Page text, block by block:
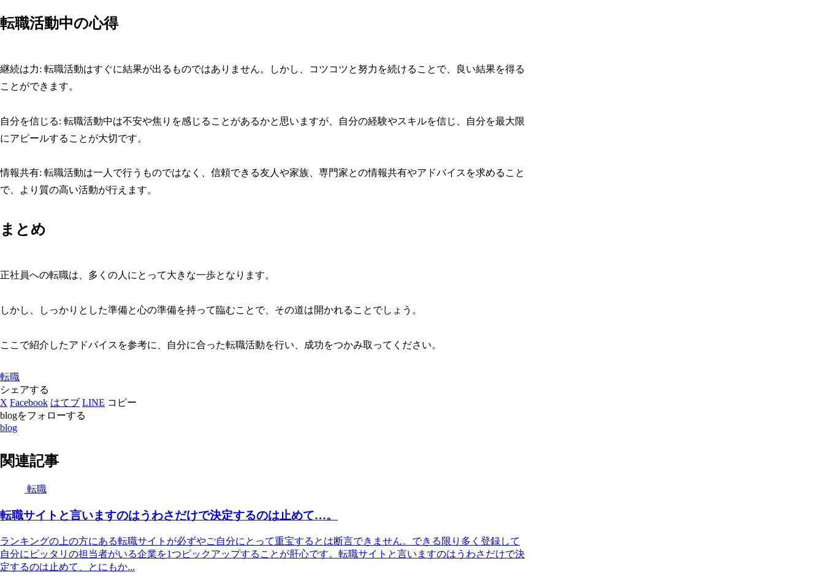
転職活動中の心得
継続は力: 転職活動はすぐに結果が出るものではありません。しかし、コツコツと努力を続けることで、良い結果を得る
ことができます。
自分を信じる: 転職活動中は不安や焦りを感じることがあるかと思いますが、自分の経験やスキルを信じ、自分を最大限
にアピールすることが大切です。
情報共有: 転職活動は一人で行うものではなく、信頼できる友人や家族、専門家との情報共有やアドバイスを求めること
で、より質の高い活動が行えます。
まとめ
正社員への転職は、多くの人にとって大きな一歩となります。
しかし、しっかりとした準備と心の準備を持って臨むことで、その道は開かれることでしょう。
ここで紹介したアドバイスを参考に、自分に合った転職活動を行い、成功をつかみ取ってください。
転職
シェアする
X Facebook はてブ LINE コピー
blogをフォローする
blog
関連記事
転職
転職サイトと言いますのはうわさだけで決定するのは止めて…。
ランキングの上の方にある転職サイトが必ずやご自分にとって重宝するとは断言できません。できる限り多く登録して
自分にピッタリの担当者がいる企業を1つピックアップすることが肝心です。転職サイトと言いますのはうわさだけで決
定するのは止めて、とにもか...